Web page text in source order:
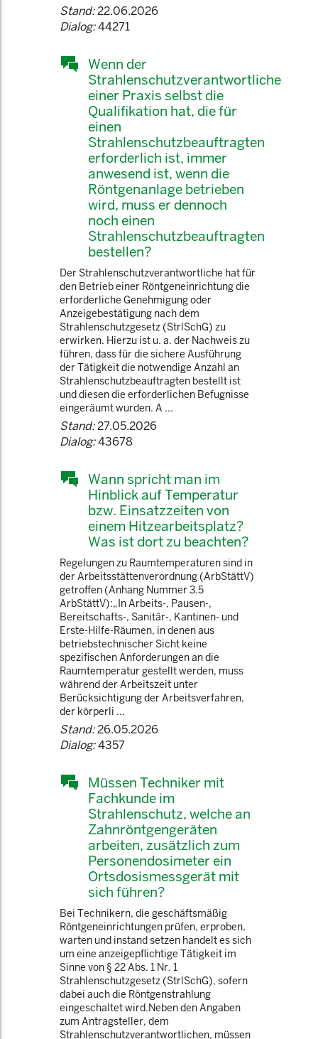
Stand:22.06.2026
Dialog:44271
Wenn der
Strahlenschutzverantwortliche
einer Praxis selbst die
Qualifikation hat, die für
einen
Strahlenschutzbeauftragten
erforderlich ist, immer
anwesend ist, wenn die
Röntgenanlage betrieben
wird, muss er dennoch
noch einen
Strahlenschutzbeauftragten
bestellen?
Der Strahlenschutzverantwortliche hat für
den Betrieb einer Röntgeneinrichtung die
erforderliche Genehmigung oder
Anzeigebestätigung nach dem
Strahlenschutzgesetz (StrlSchG) zu
erwirken. Hierzu ist u. a. der Nachweis zu
führen, dass für die sichere Ausführung
der Tätigkeit die notwendige Anzahl an
Strahlenschutzbeauftragten bestellt ist
und diesen die erforderlichen Befugnisse
eingeräumt wurden. A ...
Stand:27.05.2026
Dialog:43678
Wann spricht man im
Hinblick auf Temperatur
bzw. Einsatzzeiten von
einem Hitzearbeitsplatz?
Was ist dort zu beachten?
Regelungen zu Raumtemperaturen sind in
der Arbeitsstättenverordnung (ArbStättV)
getroffen (Anhang Nummer 3.5
ArbStättV):„In Arbeits-, Pausen-,
Bereitschafts-, Sanitär-, Kantinen- und
Erste-Hilfe-Räumen, in denen aus
betriebstechnischer Sicht keine
spezifischen Anforderungen an die
Raumtemperatur gestellt werden, muss
während der Arbeitszeit unter
Berücksichtigung der Arbeitsverfahren,
der körperli ...
Stand:26.05.2026
Dialog:4357
Müssen Techniker mit
Fachkunde im
Strahlenschutz, welche an
Zahnröntgengeräten
arbeiten, zusätzlich zum
Personendosimeter ein
Ortsdosismessgerät mit
sich führen?
Bei Technikern, die geschäftsmäßig
Röntgeneinrichtungen prüfen, erproben,
warten und instand setzen handelt es sich
um eine anzeigepflichtige Tätigkeit im
Sinne von § 22 Abs. 1 Nr. 1
Strahlenschutzgesetz (StrlSchG), sofern
dabei auch die Röntgenstrahlung
eingeschaltet wird.Neben den Angaben
zum Antragsteller, dem
Strahlenschutzverantwortlichen, müssen